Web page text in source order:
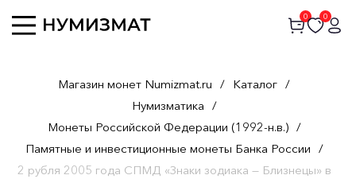
0 0
Магазин монет Numizmat.ru / Каталог /
Нумизматика /
Монеты Российской Федерации (1992-н.в.) /
Памятные и инвестиционные монеты Банка России /
2 рубля 2005 года СПМД «Знаки зодиака — Близнецы» в